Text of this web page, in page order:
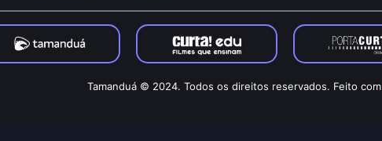
Tamanduá © 2024. Todos os direitos reservados. Feito com